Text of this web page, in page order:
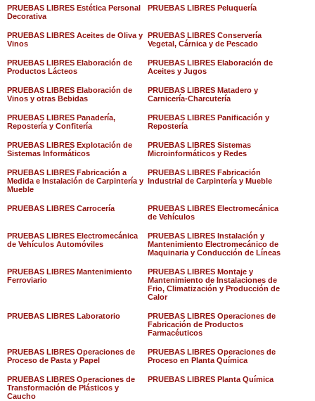
PRUEBAS LIBRES Estética Personal
Decorativa
PRUEBAS LIBRES Peluquería
PRUEBAS LIBRES Aceites de Oliva y
Vinos
PRUEBAS LIBRES Conservería
Vegetal, Cárnica y de Pescado
PRUEBAS LIBRES Elaboración de
Productos Lácteos
PRUEBAS LIBRES Elaboración de
Aceites y Jugos
PRUEBAS LIBRES Elaboración de
Vinos y otras Bebidas
PRUEBAS LIBRES Matadero y
Carnicería-Charcutería
PRUEBAS LIBRES Panadería,
Repostería y Confitería
PRUEBAS LIBRES Panificación y
Repostería
PRUEBAS LIBRES Explotación de
Sistemas Informáticos
PRUEBAS LIBRES Sistemas
Microinformáticos y Redes
PRUEBAS LIBRES Fabricación a
Medida e Instalación de Carpintería y
Mueble
PRUEBAS LIBRES Fabricación
Industrial de Carpintería y Mueble
PRUEBAS LIBRES Carrocería
PRUEBAS LIBRES Electromecánica
de Vehículos
PRUEBAS LIBRES Electromecánica
de Vehículos Automóviles
PRUEBAS LIBRES Instalación y
Mantenimiento Electromecánico de
Maquinaria y Conducción de Líneas
PRUEBAS LIBRES Mantenimiento
Ferroviario
PRUEBAS LIBRES Montaje y
Mantenimiento de Instalaciones de
Frio, Climatización y Producción de
Calor
PRUEBAS LIBRES Laboratorio
PRUEBAS LIBRES Operaciones de
Fabricación de Productos
Farmacéuticos
PRUEBAS LIBRES Operaciones de
Proceso de Pasta y Papel
PRUEBAS LIBRES Operaciones de
Proceso en Planta Química
PRUEBAS LIBRES Operaciones de
Transformación de Plásticos y
Caucho
PRUEBAS LIBRES Planta Química